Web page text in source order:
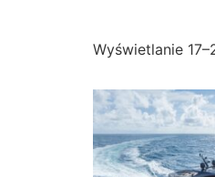
Wyświetlanie